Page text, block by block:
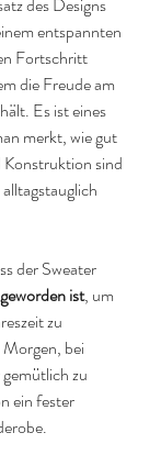
entspannten
Fortschritt
die Freude am
Es ist eines
merkt, wie gut
sind
der Sweater
ist, um
zu
bei
zu
ein fester